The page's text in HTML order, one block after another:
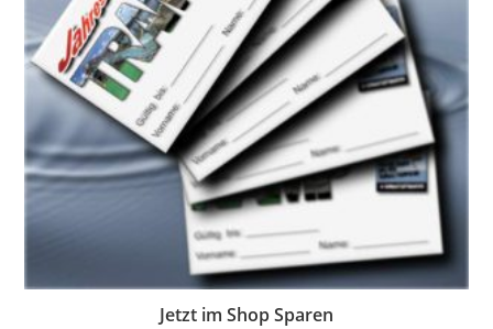
Jetzt im Shop Sparen